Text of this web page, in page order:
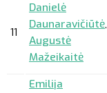
11
Danielė
Daunaravičiūtė,
Augustė
Mažeikaitė
Emilija